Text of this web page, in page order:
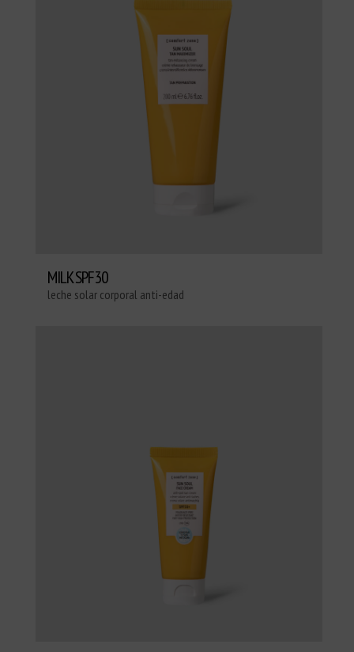
MILK SPF30
leche solar corporal anti-edad